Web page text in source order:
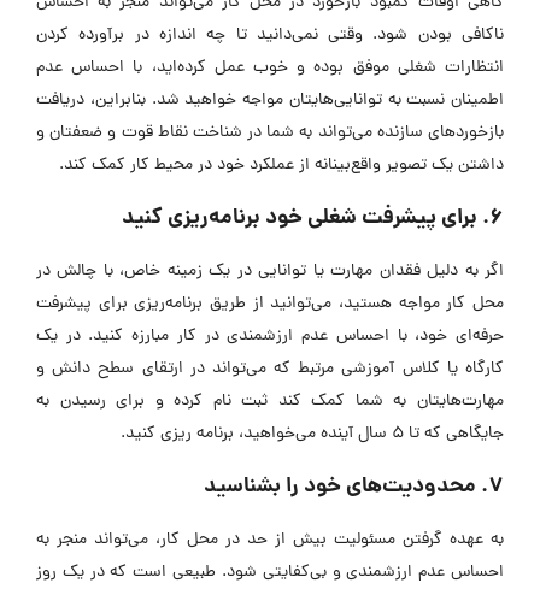
ناکافی بودن شود. وقتی نمی‌دانید تا چه اندازه در برآورده کردن
انتظارات شغلی موفق بوده و خوب عمل کرده‌اید، با احساس عدم
اطمینان نسبت به توانایی‌هایتان مواجه خواهید شد. بنابراین، دریافت
بازخوردهای سازنده می‌تواند به شما در شناخت نقاط قوت و ضعفتان و
داشتن یک تصویر واقع‌بینانه از عملکرد خود در محیط کار کمک کند.
6. برای پیشرفت شغلی خود برنامه‌ریزی کنید
اگر به دلیل فقدان مهارت یا توانایی در یک زمینه خاص، با چالش در
محل کار مواجه هستید، می‌توانید از طریق برنامه‌ریزی برای پیشرفت
حرفه‌ای خود، با احساس عدم ارزشمندی در کار مبارزه کنید. در یک
کارگاه یا کلاس آموزشی مرتبط که می‌تواند در ارتقای سطح دانش و
مهارت‌هایتان به شما کمک کند ثبت نام کرده و برای رسیدن به
جایگاهی که تا 5 سال آینده می‌خواهید، برنامه ریزی کنید.
7. محدودیت‌های خود را بشناسید
به عهده گرفتن مسئولیت بیش از حد در محل کار، می‌تواند منجر به
احساس عدم ارزشمندی و بی‌کفایتی شود. طبیعی است که در یک روز